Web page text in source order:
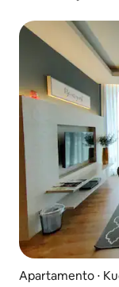
Apartamento ⋅